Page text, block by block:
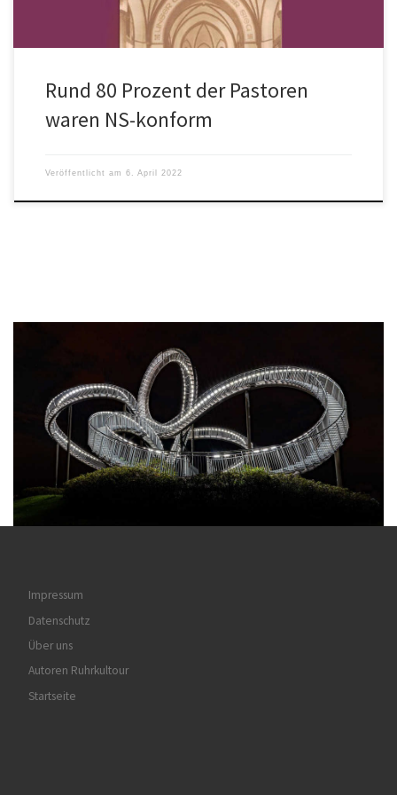
Rund 80 Prozent der Pastoren
waren NS-konform
Veröffentlicht am 6. April 2022
Impressum
Datenschutz
Über uns
Autoren Ruhrkultour
Startseite